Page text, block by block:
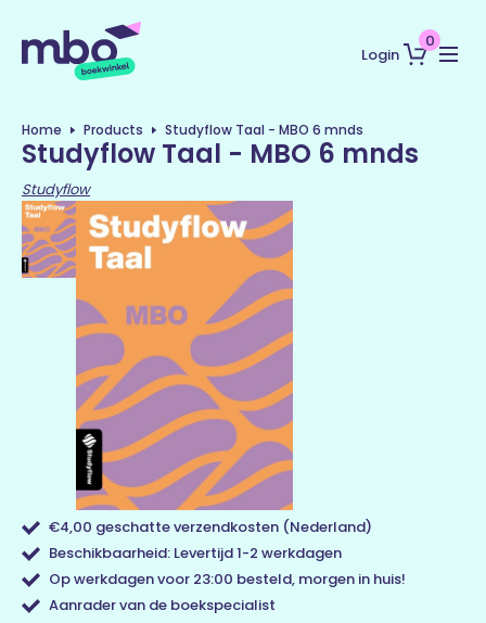
Login
0
Home Products Studyflow Taal - MBO 6 mnds
Studyflow Taal - MBO 6 mnds
Studyflow
€4,00 geschatte verzendkosten (Nederland)
Beschikbaarheid: Levertijd 1-2 werkdagen
Op werkdagen voor 23:00 besteld, morgen in huis!
Aanrader van de boekspecialist